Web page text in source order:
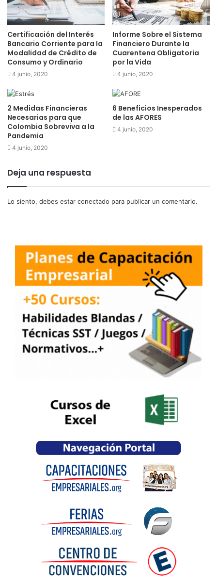
Certificación del Interés
Bancario Corriente para la
Modalidad de Crédito de
Consumo y Ordinario
4 junio, 2020
Informe Sobre el Sistema
Financiero Durante la
Cuarentena Obligatoria
por la Vida
4 junio, 2020
2 Medidas Financieras
Necesarias para que
Colombia Sobreviva a la
Pandemia
4 junio, 2020
6 Beneficios Inesperados
de las AFORES
4 junio, 2020
Deja una respuesta
Lo siento, debes estar conectado para publicar un comentario.